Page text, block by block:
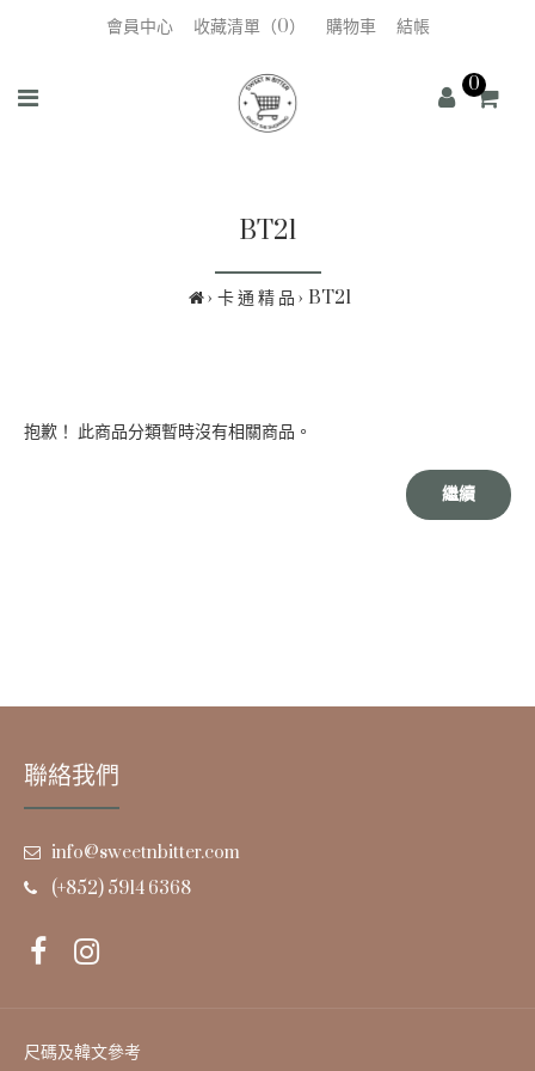
會員中心 收藏清單（0） 購物車 結帳
0
BT21
卡 通 精 品 BT21
抱歉！ 此商品分類暫時沒有相關商品。
繼續
聯絡我們
info@sweetnbitter.com
(+852) 5914 6368
尺碼及韓文參考